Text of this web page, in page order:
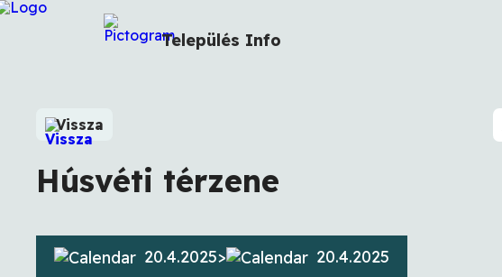
Település Info
Vissza
Húsvéti térzene
20.4.2025> 20.4.2025